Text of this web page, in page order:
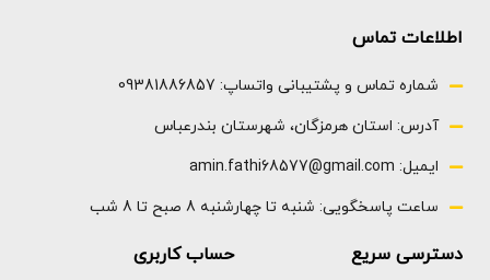
کند
2.5 کیلوگرم
اطلاعات تماس
شماره تماس و پشتیبانی واتساپ: 09381886857
آدرس: استان هرمزگان، شهرستان بندرعباس
ایمیل: amin.fathi68577@gmail.com
ساعت پاسخگویی: شنبه تا چهارشنبه 8 صبح تا 8 شب
دسترسی سریع حساب کاربری